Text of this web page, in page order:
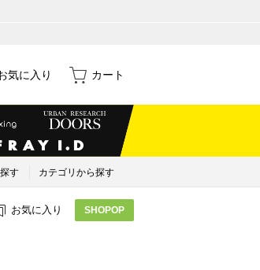
気に入り カート
す カテゴリから探す
お気に入り SHOPOP